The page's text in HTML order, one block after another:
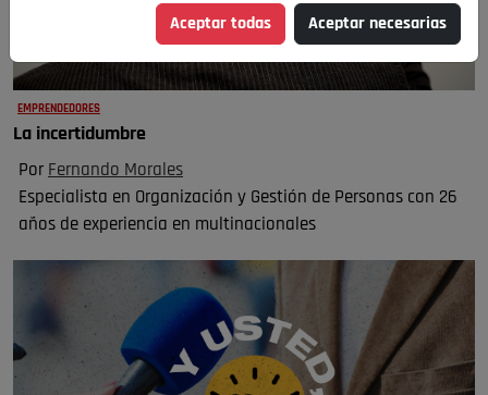
EMPRENDEDORES
La incertidumbre
Por Fernando Morales
Especialista en Organización y Gestión de Personas con 26
años de experiencia en multinacionales
Aceptar todas Aceptar necesarias